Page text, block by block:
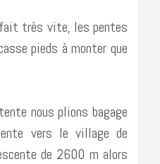
très vite, les pentes
pieds à monter que
nous plions bagage
vers le village de
de 2600 m alors